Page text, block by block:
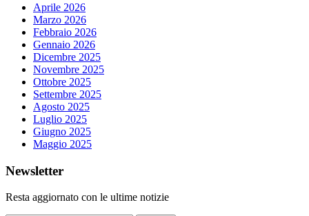
Aprile 2026
Marzo 2026
Febbraio 2026
Gennaio 2026
Dicembre 2025
Novembre 2025
Ottobre 2025
Settembre 2025
Agosto 2025
Luglio 2025
Giugno 2025
Maggio 2025
Newsletter
Resta aggiornato con le ultime notizie